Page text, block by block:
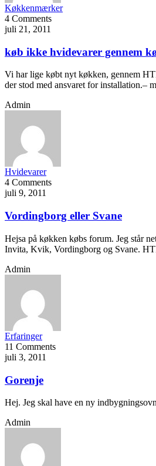
Køkkenmærker
4 Comments
juli 21, 2011
køb ikke hvidevarer gennem
Vi har lige købt nyt køkken, gennem
der stod med ansvaret for
Admin
Hvidevarer
4 Comments
juli 9, 2011
Vordingborg eller Svane
Hejsa på køkken købs forum. Jeg står
Invita, Kvik, Vordingborg og Svane.
Admin
Erfaringer
11 Comments
juli 3, 2011
Gorenje
Hej. Jeg skal have en ny
Admin